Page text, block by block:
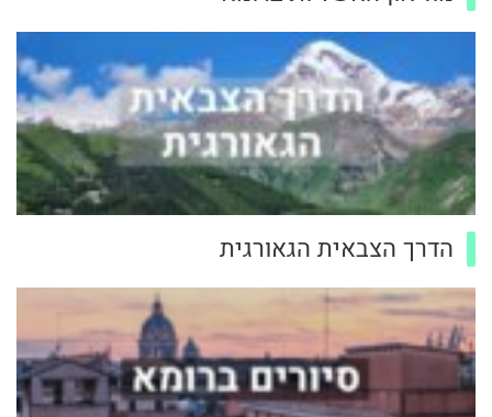
הדרך הצבאית הגאורגית